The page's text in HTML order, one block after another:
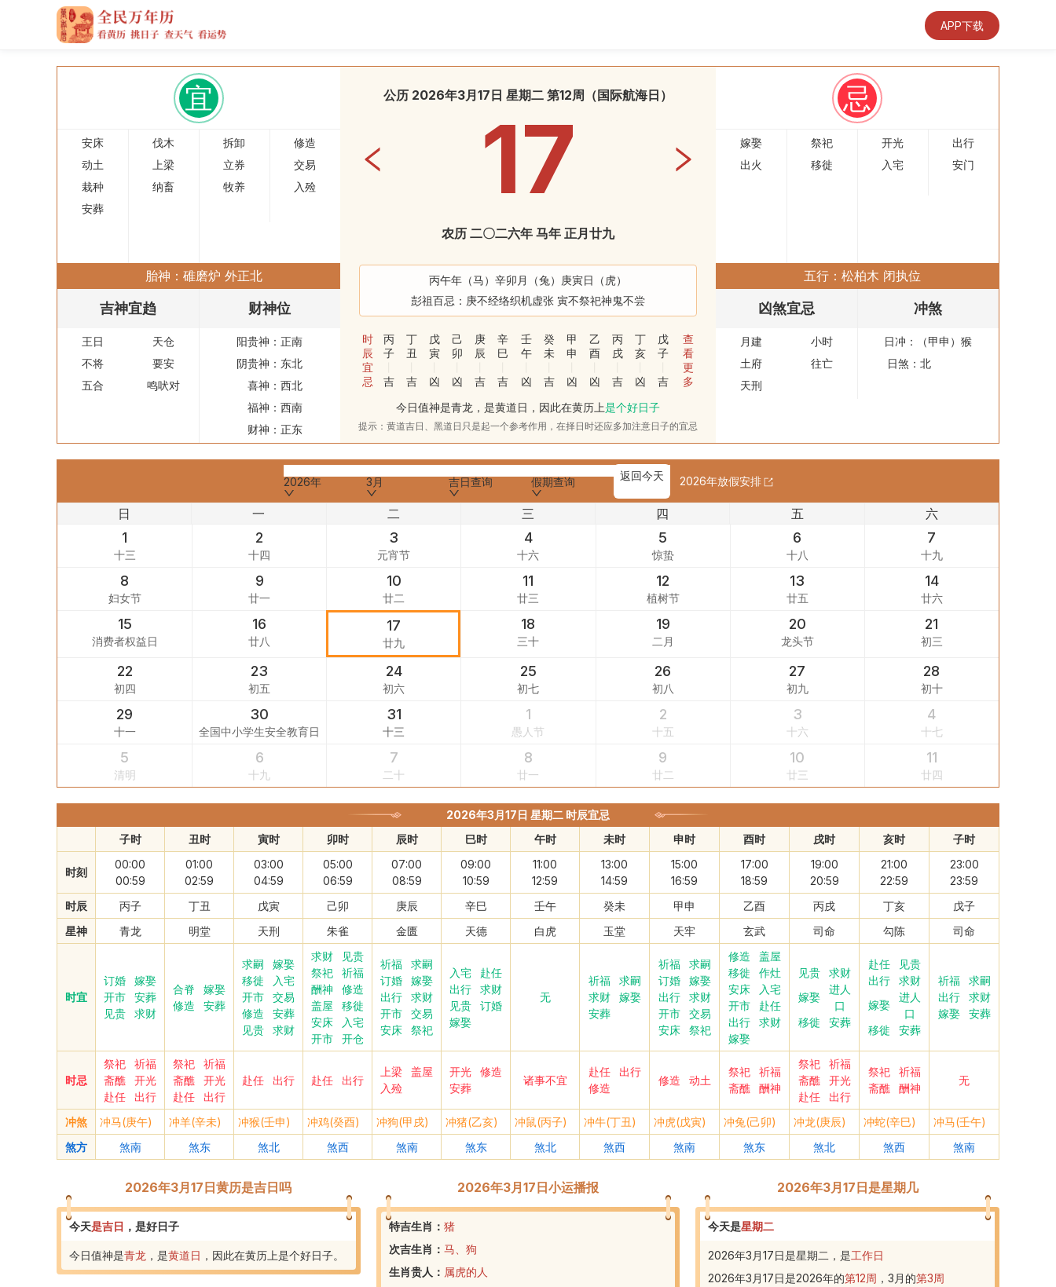
APP下载
宜
安床 伐木 拆卸
修造
动土
上梁 立券
交易
栽种
纳畜 牧养
入殓
安葬
胎神：碓磨炉 外正北
吉神宜趋
王日
天仓
不将
要安
五合
鸣吠对
财神位
阳贵神：正南
阴贵神： 东北
喜神：西北
福神：西南
财神：正东
公历 2026年3月17日 星期二 第12周 （ 国际航海日 ）
17
农历 二〇二六年 马年 正月廿九
丙午年（马）辛卯月（兔）庚寅日（虎）
彭祖百忌：庚不经络织机虚张 寅不祭祀神鬼不尝
时
辰
宜
忌
丙
子
吉
丁
丑
吉
戊
寅
凶
己
卯
凶
庚
辰
吉
辛
巳
吉
壬
午
凶
癸
未
吉
甲
申
凶
乙
酉
凶
丙
戌
吉
丁
亥
凶
戊
子
吉
查
看
更
多
今日值神是青龙，是黄道日，因此在黄历上是个好日子
提示：黄道吉日、黑道日只是起一个参考作用，在择日时还应多加注意日子的宜忌
忌
嫁娶 祭祀 开光
出行
出火
移徙 入宅 安门
五行：松柏木 闭执位
凶煞宜忌
月建
小时
土府
往亡
天刑
冲煞
日冲：（甲申）猴
日煞：北
2026年 3月 吉日查询 假期查询 返回今天 2026年放假安排
日 一 二 三 四 五 六
1
十三
2
十四
3
元宵节
4
十六
5
惊蛰
6
十八
7
十九
8
妇女节
9
廿一
10
廿二
11
廿三
12
植树节
13
廿五
14
廿六
15
消费者权益日
16
廿八
17
廿九
18
三十
19
二月
20
龙头节
21
初三
22
初四
23
初五
24
初六
25
初七
26
初八
27
初九
28
初十
29
十一
30
全国中小学生安全教育日
31
十三
1
愚人节
2
十五
3
十六
4
十七
5
清明
6
十九
7
二十
8
廿一
9
廿二
10
廿三
11
廿四
2026年3月17日 星期二 时辰宜忌
子时
丑时 寅时 卯时 辰时 巳时 午时 未时 申时 酉时 戌时 亥时 子时
时刻
00:00
00:59
01:00
02:59
03:00
04:59
05:00
06:59
07:00
08:59
09:00
10:59
11:00
12:59
13:00
14:59
15:00
16:59
17:00
18:59
19:00
20:59
21:00
22:59
23:00
23:59
时辰
丙子 丁丑 戊寅 己卯 庚辰 辛巳 壬午 癸未 甲申 乙酉 丙戌 丁亥
戊子
星神
青龙 明堂 天刑 朱雀 金匮 天德 白虎 玉堂 天牢 玄武 司命 勾陈 司命
时宜
订婚
嫁娶
开市
安葬
见贵
求财
合脊
嫁娶
修造
安葬
求嗣
嫁娶
移徙
入宅
开市
交易
修造
安葬
见贵
求财
求财
见贵
祭祀
祈福
酬神
修造
盖屋
移徙
安床
入宅
开市
开仓
祈福
求嗣
订婚
嫁娶
出行
求财
开市
交易
安床
祭祀
入宅
赴任
出行
求财
见贵
订婚
嫁娶
无
祈福
求嗣
求财
嫁娶
安葬
祈福
求嗣
订婚
嫁娶
出行
求财
开市
交易
安床
祭祀
修造
盖屋
移徙
作灶
安床
入宅
开市
赴任
出行
求财
嫁娶
见贵
求财
嫁娶
进人
口
移徙
安葬
赴任
见贵
出行
求财
嫁娶
进人
口
移徙
安葬
祈福
求嗣
出行
求财
嫁娶
安葬
时忌
祭祀
祈福
斋醮
开光
赴任
出行
祭祀
祈福
斋醮
开光
赴任
出行
赴任 出行 赴任 出行
上梁
盖屋
入殓
开光
修造
安葬
诸事不宜
赴任
出行
修造
修造 动土
祭祀
祈福
斋醮
酬神
祭祀
祈福
斋醮
开光
赴任
出行
祭祀
祈福
斋醮
酬神
无
冲煞 冲马(庚午) 冲羊(辛未) 冲猴(壬申) 冲鸡(癸酉) 冲狗(甲戌) 冲猪(乙亥) 冲鼠(丙子) 冲牛(丁丑) 冲虎(戊寅) 冲兔(己卯) 冲龙(庚辰) 冲蛇(辛巳)
冲马(壬午)
煞方
煞南 煞东 煞北 煞西 煞南 煞东 煞北 煞西 煞南 煞东 煞北 煞西 煞南
2026年3月17日黄历是吉日吗
今天是吉日 ， 是好日子
今日值神是青龙 ，是黄道日 ， 因此在黄历上是个好日子。
2026年3月17日小运播报
特吉生肖： 猪
次吉生肖： 马、狗
生肖贵人： 属虎的人
2026年3月17日是星期几
今天是星期二
2026年3月17日是星期二，是工作日
2026年3月17日是2026年的第12周 ，3 月的第3周